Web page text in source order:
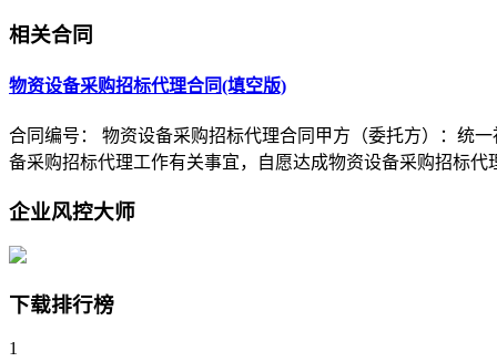
相关合同
物资设备采购招标代理合同(填空版)
合同编号： 物资设备采购招标代理合同甲方（委托方）：统
备采购招标代理工作有关事宜，自愿达成物资设备采购招标代
企业风控大师
下载排行榜
1